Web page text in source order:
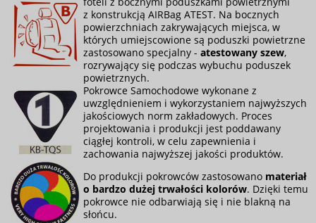
z konstrukcją AIRBag ATEST. Na bocznych
powierzchniach zakrywających miejsca, w
których umiejscowione są poduszki powietrzne
zastosowano specjalny - atestowany szew,
rozrywający się podczas wybuchu poduszek
powietrznych.
Pokrowce Samochodowe wykonane z
uwzględnieniem i wykorzystaniem najwyższych
jakościowych norm zakładowych. Proces
projektowania i produkcji jest poddawany
ciągłej kontroli, w celu zapewnienia i
zachowania najwyższej jakości produktów.
Do produkcji pokrowców zastosowano materiał
o bardzo dużej trwałości kolorów. Dzięki temu
pokrowce nie odbarwiają się i nie blakną na
słońcu.